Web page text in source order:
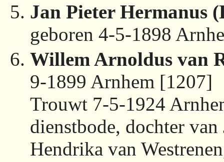
Jan Pieter Hermanus
geboren 4-5-1898
Willem Arnoldus van
9-1899 Arnhem [1207]
Trouwt 7-5-1924
dienstbode, dochter
Hendrika van